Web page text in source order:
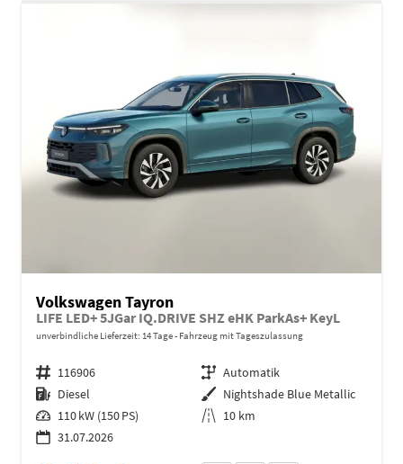
Volkswagen Tayron
LIFE LED+ 5JGar IQ.DRIVE SHZ eHK ParkAs+ KeyL
unverbindliche Lieferzeit: 14 Tage Fahrzeug mit Tageszulassung
Fahrzeugnr. 116906 Getriebe Automatik
Kraftstoff Diesel Außenfarbe Nightshade Blue Metallic
Leistung 110 kW (150 PS) Kilometerstand 10 km
31.07.2026